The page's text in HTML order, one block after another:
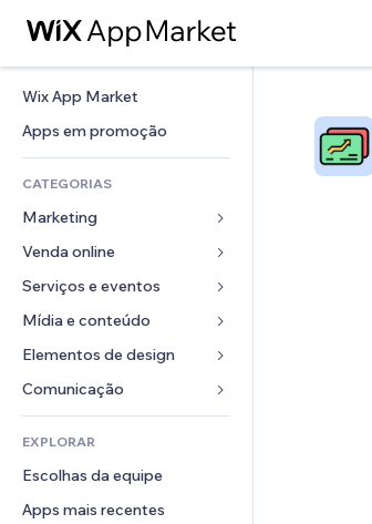
Wix App Market
Apps em promoção
CATEGORIAS
Marketing
Anúncios
Mobile
Análises
Listas do site
Email
Venda online
Apps para lojas
Frete e entrega
Botões de venda
Contabilidade
Cupons e fidelidade
Soluções de armazenamento
Serviços e eventos
Hotéis
Eventos
Restaurantes
Imobiliária
Meus agendamentos
Mídia e conteúdo
Galeria
Músicas
Podcasts
Fotografia
Vídeo
PDF
Elementos de design
Mapas e navegação
Privacidade e segurança
Relógio
Templates de página
Efeitos de imagem
Formulários
Enquetes
Chat
EXPLORAR
Escolhas da equipe
Apps mais recentes